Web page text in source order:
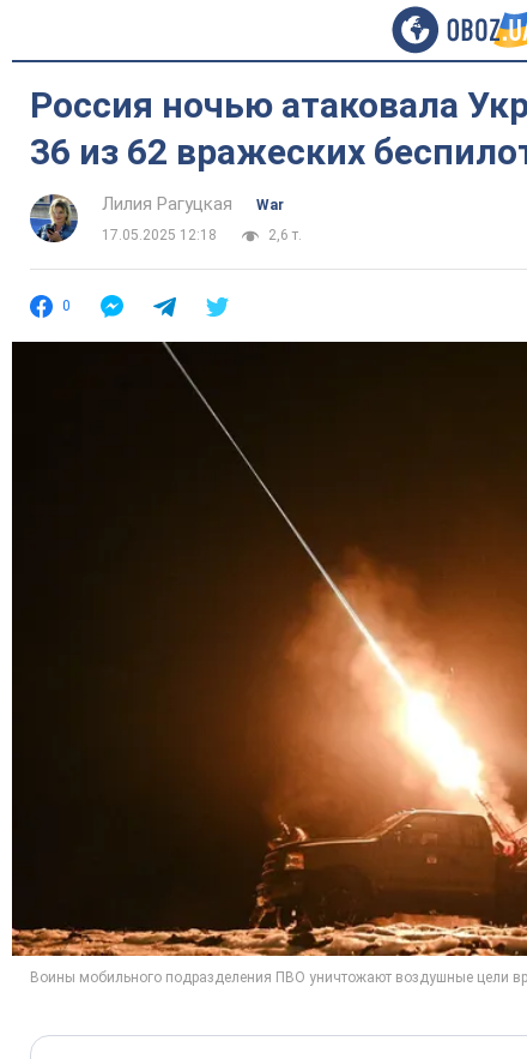
Россия ночью атаковала
36 из 62 вражеских
Лилия Рагуцкая
War
17.05.2025 12:18
2,6 т.
0